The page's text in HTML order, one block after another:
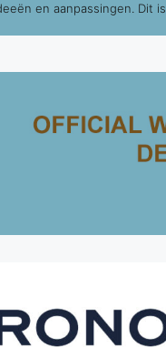
en aanpassingen. Dit is